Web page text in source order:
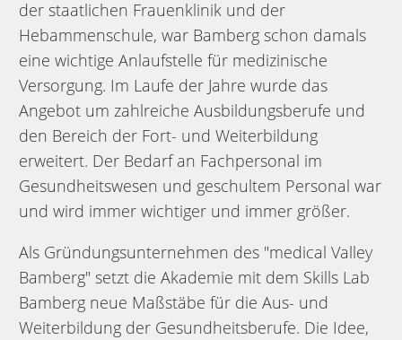
der staatlichen Frauenklinik und der
Hebammenschule, war Bamberg schon damals
eine wichtige Anlaufstelle für medizinische
Versorgung. Im Laufe der Jahre wurde das
Angebot um zahlreiche Ausbildungsberufe und
den Bereich der Fort- und Weiterbildung
erweitert. Der Bedarf an Fachpersonal im
Gesundheitswesen und geschultem Personal war
und wird immer wichtiger und immer größer.
Als Gründungsunternehmen des "medical Valley
Bamberg" setzt die Akademie mit dem Skills Lab
Bamberg neue Maßstäbe für die Aus- und
Weiterbildung der Gesundheitsberufe. Die Idee,